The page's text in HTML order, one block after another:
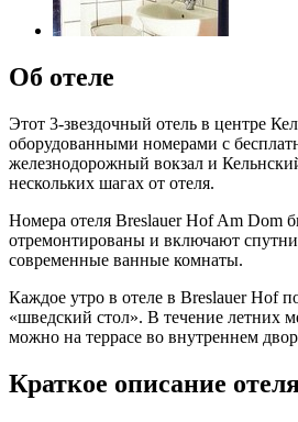
Об отеле
Этот 3-звездочный отель в центре
оборудованными номерами с
железнодорожный вокзал и
нескольких шагах от отеля.
Номера отеля Breslauer Hof Am Dom
отремонтированы и включают
современные ванные комнаты.
Каждое утро в отеле в Breslauer Hof
«шведский стол». В течение летних
можно на террасе во внутреннем
Краткое описание